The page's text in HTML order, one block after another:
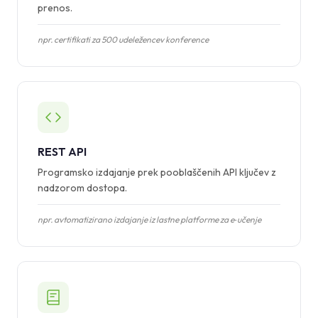
prenos.
npr. certifikati za 500 udeležencev konference
REST API
Programsko izdajanje prek pooblaščenih API ključev z
nadzorom dostopa.
npr. avtomatizirano izdajanje iz lastne platforme za e‑učenje